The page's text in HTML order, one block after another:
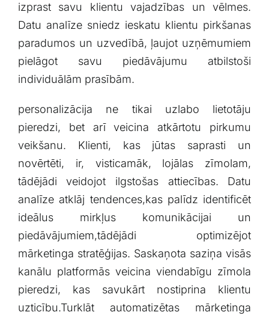
izprast savu klientu ⁢vajadzības ⁤un vēlmes.
Datu ‍analīze sniedz⁣ ieskatu klientu ‍pirkšanas​
paradumos un ⁢uzvedībā, ļaujot uzņēmumiem
pielāgot⁢ savu⁤ piedāvājumu​ atbilstoši
‌individuālām⁤ prasībām.
personalizācija ne tikai uzlabo ⁣lietotāju
pieredzi, ⁢bet‍ arī veicina atkārtotu pirkumu
veikšanu. Klienti, kas jūtas saprasti un
novērtēti, ir,‌ visticamāk,⁢ lojālas ‌zīmolam,
tādējādi veidojot ‍ilgstošas​ attiecības. Datu
analīze atklāj tendences,kas ‍palīdz identificēt
ideālus⁢ mirkļus komunikācijai ⁤un
⁤piedāvājumiem,tādējādi optimizējot
mārketinga stratēģijas. ⁣Saskaņota⁢ saziņa visās⁢
kanālu⁢ platformās veicina viendabīgu zīmola
pieredzi, kas ⁣savukārt nostiprina klientu
uzticību.Turklāt automatizētas mārketinga